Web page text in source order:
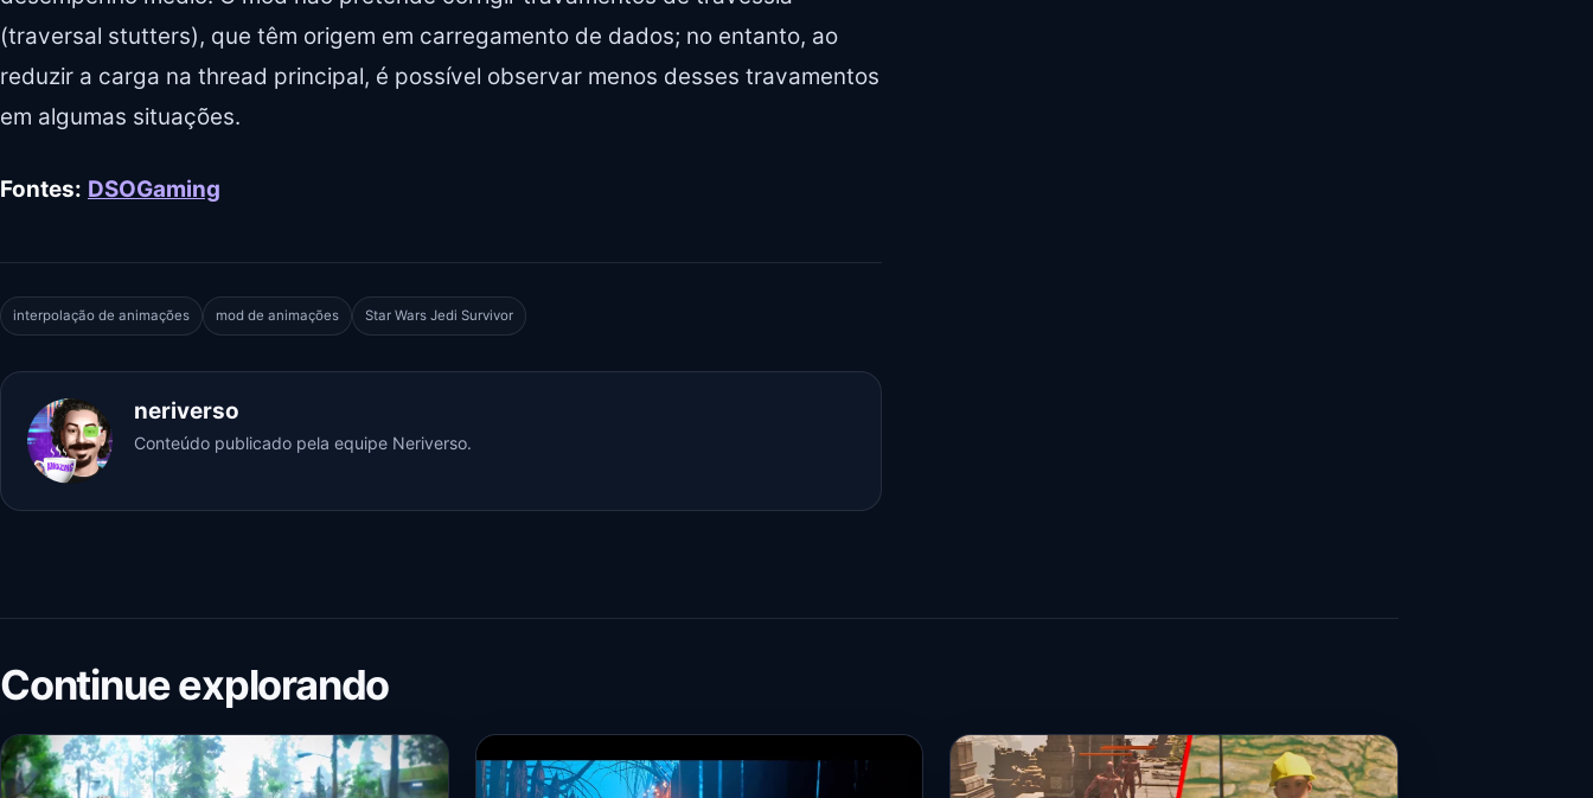
(traversal stutters), que têm origem em carregamento de dados; no entanto, ao
reduzir a carga na thread principal, é possível observar menos desses travamentos
em algumas situações.
Fontes: DSOGaming
interpolação de animações mod de animações Star Wars Jedi Survivor
neriverso
Conteúdo publicado pela equipe Neriverso.
Continue explorando